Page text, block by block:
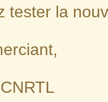
tester la